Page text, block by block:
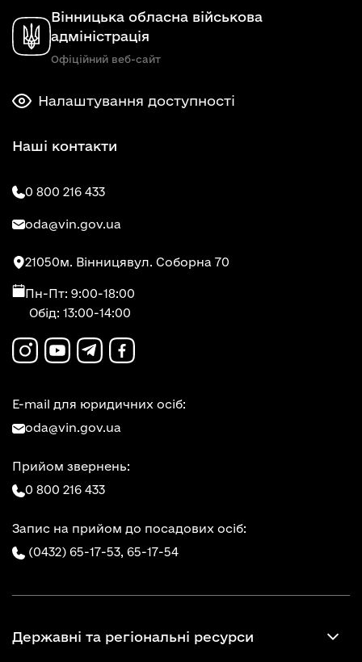
Вінницька обласна військова
адміністрація
Офіційний веб-сайт
Налаштування доступності
Наші контакти
0 800 216 433
oda@vin.gov.ua
21050м. Вінницявул. Соборна 70
Пн-Пт: 9:00-18:00
Обід: 13:00-14:00
E-mail для юридичних осіб:
oda@vin.gov.ua
Прийом звернень:
0 800 216 433
Запис на прийом до посадових осіб:
(0432) 65-17-53, 65-17-54
Державні та регіональні ресурси